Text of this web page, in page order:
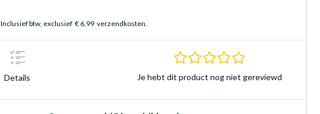
Inclusief btw, exclusief € 6,99 verzendkosten.
Details
0.0 sterren
Je hebt dit product nog niet gereviewd